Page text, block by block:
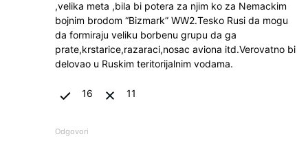
,velika meta ,bila bi potera za njim ko za Nemackim
bojnim brodom “Bizmark” WW2.Tesko Rusi da mogu
da formiraju veliku borbenu grupu da ga
prate,krstarice,razaraci,nosac aviona itd.Verovatno bi
delovao u Ruskim teritorijalnim vodama.
16 11
Odgovori